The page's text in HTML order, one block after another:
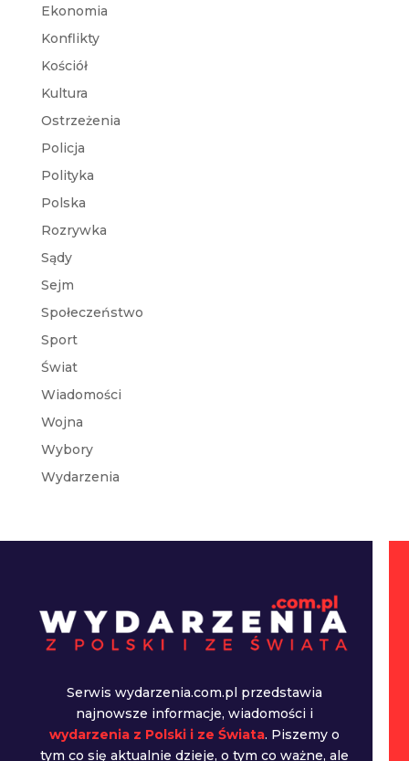
Ekonomia
Konflikty
Kościół
Kultura
Ostrzeżenia
Policja
Polityka
Polska
Rozrywka
Sądy
Sejm
Społeczeństwo
Sport
Świat
Wiadomości
Wojna
Wybory
Wydarzenia
Serwis wydarzenia.com.pl przedstawia
najnowsze informacje, wiadomości i
wydarzenia z Polski i ze Świata. Piszemy o
tym co się aktualnie dzieje, o tym co ważne, ale